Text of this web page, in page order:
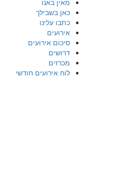
כאן בשבילך
כתבו עלינו
אירועים
סיכום אירועים
דרושים
מכרזים
לוח אירועים חודשי